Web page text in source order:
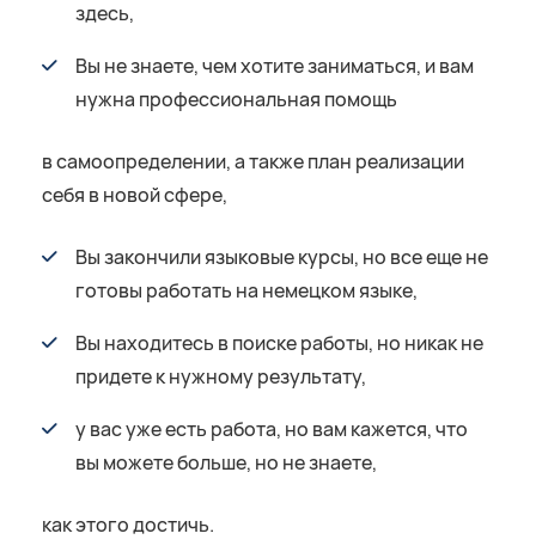
здесь,
Вы не знаете, чем хотите заниматься, и вам
нужна профессиональная помощь
в самоопределении, а также план реализации
себя в новой сфере,
Вы закончили языковые курсы, но все еще не
готовы работать на немецком языке,
Вы находитесь в поиске работы, но никак не
придете к нужному результату,
у вас уже есть работа, но вам кажется, что
вы можете больше, но не знаете,
как этого достичь.